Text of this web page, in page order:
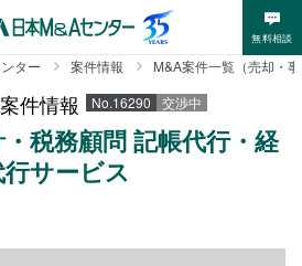
無料相談
ター 案件情報 M&A案件一覧（売却・
件情報 No.16290 交渉中
税務顧問 記帳代行・経
サービス